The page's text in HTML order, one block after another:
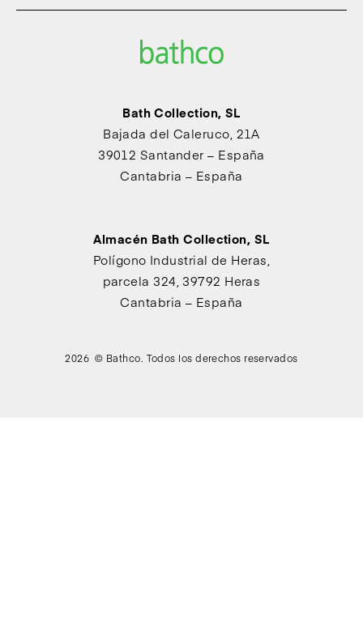
Bath Collection, SL
Bajada del Caleruco, 21A
39012 Santander – España
Cantabria – España
Almacén Bath Collection, SL
Polígono Industrial de Heras,
parcela 324, 39792 Heras
Cantabria – España
2026 © Bathco. Todos los derechos reservados